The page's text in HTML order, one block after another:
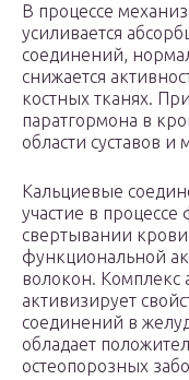
В процессе
усиливается
соединений,
снижается
костных тканях.
паратгормона в
области суставов
Кальциевые
участие в
свертывании
функциональной
волокон. Комплекс
активизирует
соединений в
обладает
остеопорозных